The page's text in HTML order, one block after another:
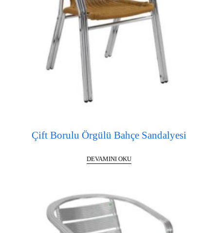
Çift Borulu Örgülü Bahçe Sandalyesi
DEVAMINI OKU